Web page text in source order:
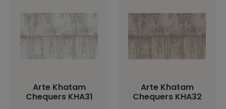
Arte Khatam
Chequers KHA31
Arte Khatam
Chequers KHA32